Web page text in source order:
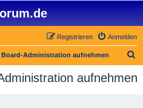
Anmelden
Registrieren
Administration aufnehmen
c
aufnehmen